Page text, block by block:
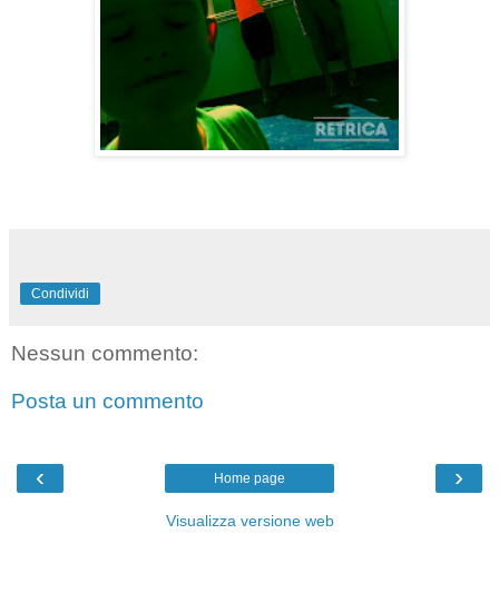
Condividi
Nessun commento:
Posta un commento
‹ ›
Home page
Visualizza versione web